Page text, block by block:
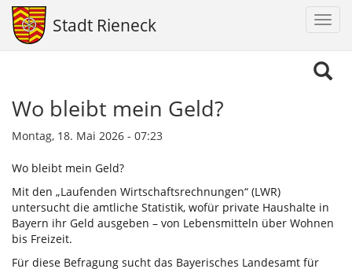
Stadt Rieneck
Wo bleibt mein Geld?
Montag, 18. Mai 2026 - 07:23
Wo bleibt mein Geld?
Mit den „Laufenden Wirtschaftsrechnungen“ (LWR)
untersucht die amtliche Statistik, wofür private Haushalte in
Bayern ihr Geld ausgeben – von Lebensmitteln über Wohnen
bis Freizeit.
Für diese Befragung sucht das Bayerisches Landesamt für